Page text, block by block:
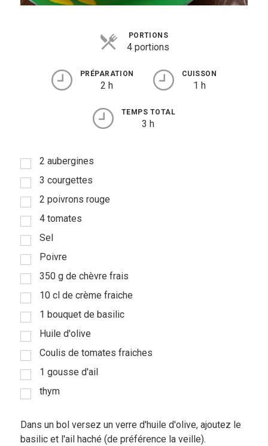
Mesures conversions
cuisine
Contact
Mes livres
Politique de cookies (UE)
PORTIONS
4 portions
PRÉPARATION
2 h
CUISSON
1 h
TEMPS TOTAL
3 h
2 aubergines
3 courgettes
2 poivrons rouge
4 tomates
Sel
Poivre
350 g de chèvre frais
10 cl de crème fraiche
1 bouquet de basilic
Huile d'olive
Coulis de tomates fraiches
1 gousse d'ail
thym
Dans un bol versez un verre d'huile d'olive, ajoutez le
basilic et l'ail haché (de préférence la veille).